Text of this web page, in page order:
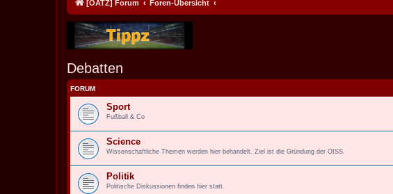
[OATZ] Forum Foren-Übersicht
Debatten
FORUM
Sport
Fußball & Co
Science
Wissenschaftliche Themen werden hier behandelt. Ziel ist die Gründung der OISS.
Politik
Politische Diskussionen finden hier statt.